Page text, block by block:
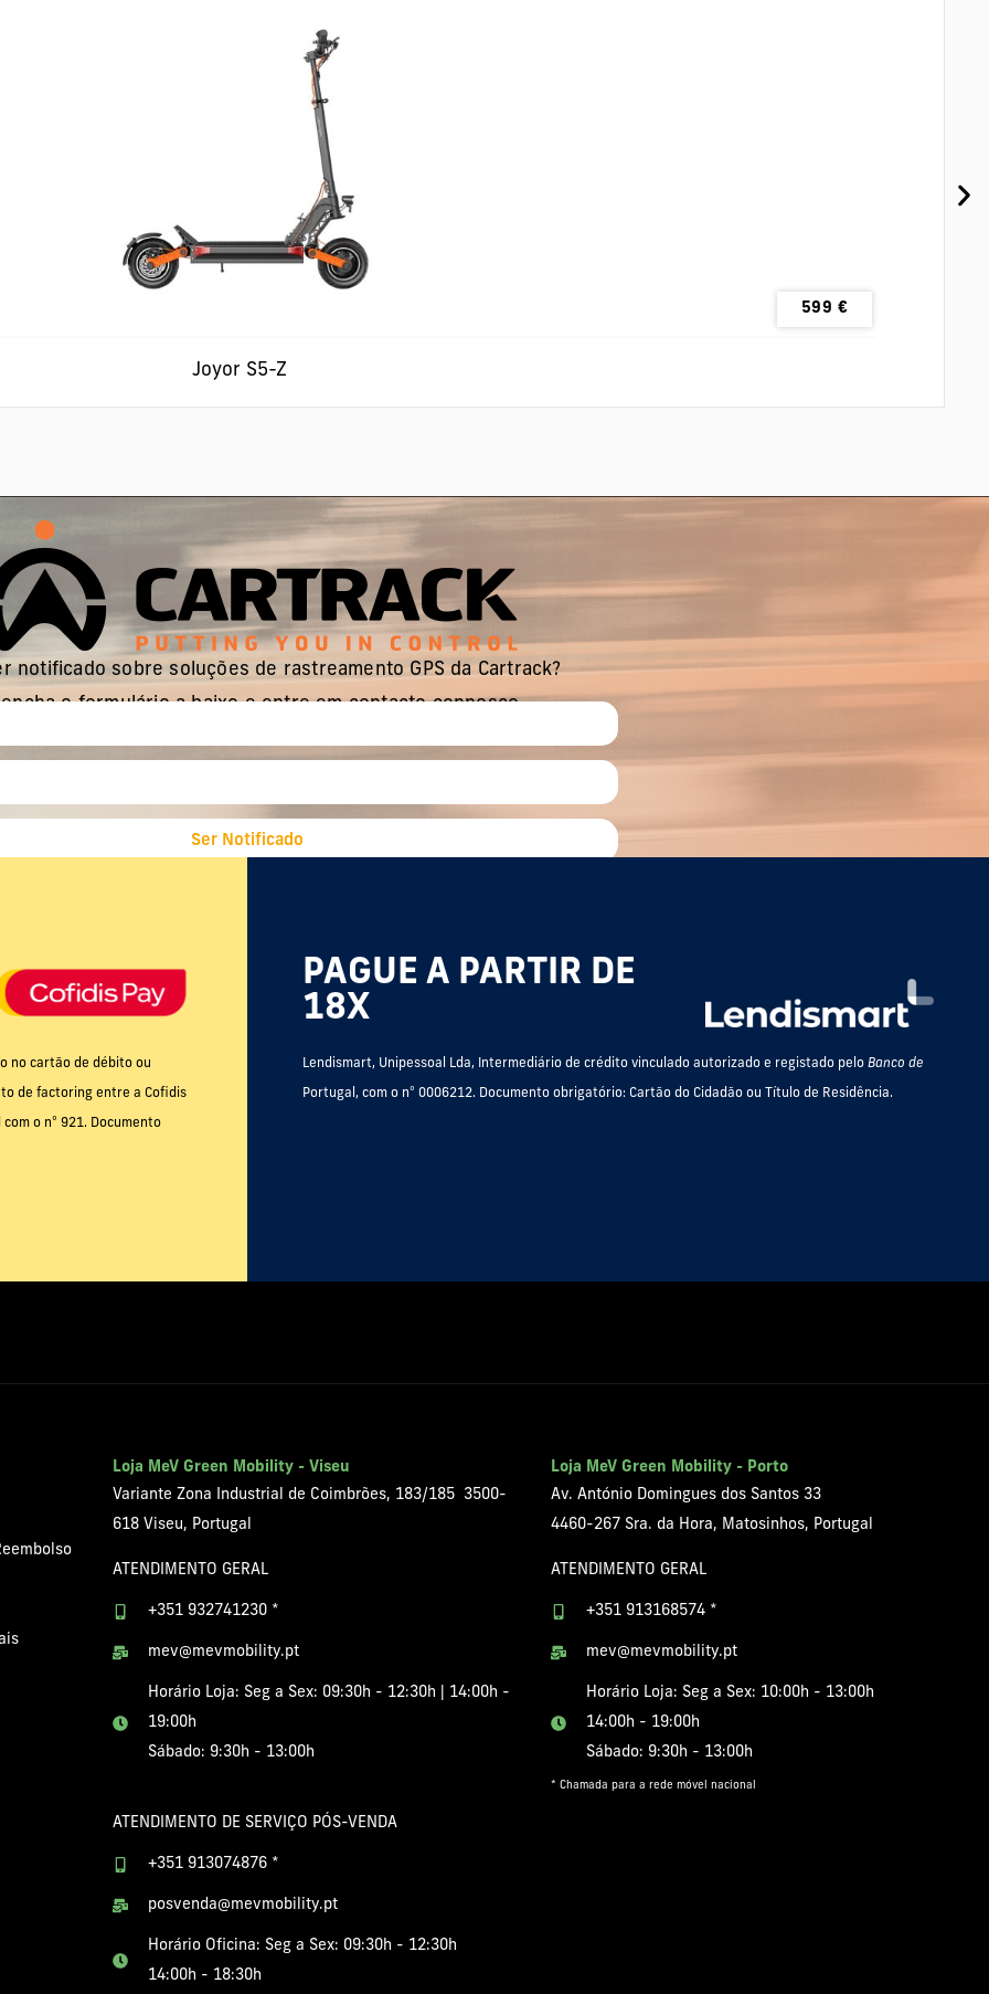
599 €
Joyor S5-Z
notificado sobre soluções de rastreamento GPS da Cartrack?
o formulário a baixo e entre em contacto connosco.
Ser Notificado
no cartão de débito ou
de factoring entre a Cofidis
o nº 921. Documento
PAGUE A PARTIR DE
18X
Lendismart, Unipessoal Lda, Intermediário de crédito vinculado autorizado e registado pelo Banco de
Portugal, com o nº 0006212. Documento obrigatório: Cartão do Cidadão ou Título de Residência.
Loja MeV Green Mobility - Viseu
Variante Zona Industrial de Coimbrões, 183/185 3500-
618 Viseu, Portugal
ATENDIMENTO GERAL
+351 932741230 *
mev@mevmobility.pt
Horário Loja: Seg a Sex: 09:30h - 12:30h | 14:00h -
19:00h
Sábado: 9:30h - 13:00h
ATENDIMENTO DE SERVIÇO PÓS-VENDA
+351 913074876 *
posvenda@mevmobility.pt
Horário Oficina: Seg a Sex: 09:30h - 12:30h
14:00h - 18:30h
Loja MeV Green Mobility - Porto
Av. António Domingues dos Santos 33
4460-267 Sra. da Hora, Matosinhos, Portugal
ATENDIMENTO GERAL
+351 913168574 *
mev@mevmobility.pt
Horário Loja: Seg a Sex: 10:00h - 13:00h
14:00h - 19:00h
Sábado: 9:30h - 13:00h
* Chamada para a rede móvel nacional